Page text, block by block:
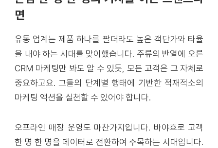
면
유통 업계는 제품 하나를 팔더라도 높은 객단가와 타율
을 내야 하는 시대를 맞이했습니다. 주류의 반열에 오른
CRM 마케팅만 봐도 알 수 있듯, 모든 고객은 그 자체로
중요하고요. 그들의 단계별 행태에 기반한 적재적소의
마케팅 액션을 실천할 수 있어야 합니다.
오프라인 매장 운영도 마찬가지입니다. 바야흐로 고객
한 명 한 명을 데이터로 전환하여 주목하는 시대입니다.